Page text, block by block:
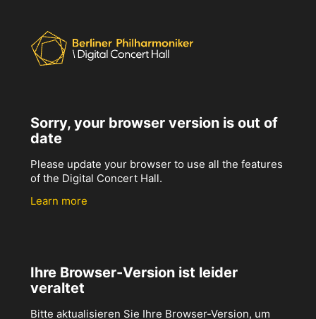
Sorry, your browser version is out of
date
Please update your browser to use all the features
of the Digital Concert Hall.
Learn more
Ihre Browser-Version ist leider
veraltet
Bitte aktualisieren Sie Ihre Browser-Version, um